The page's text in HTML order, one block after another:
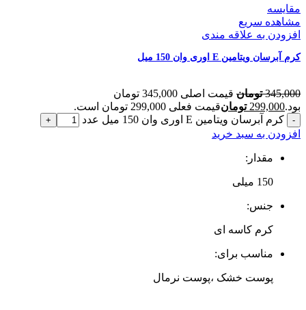
مقایسه
مشاهده سریع
افزودن به علاقه مندی
کرم آبرسان ویتامین E اوری وان 150 میل
345,000 تومان
قیمت اصلی 345,000 تومان
بود.299,000 تومانقیمت فعلی 299,000 تومان است.
کرم آبرسان ویتامین E اوری وان 150 میل عدد
افزودن به سبد خرید
مقدار:
150 میلی‌
جنس:
کرم کاسه ای
مناسب برای:
پوست خشک ،پوست نرمال